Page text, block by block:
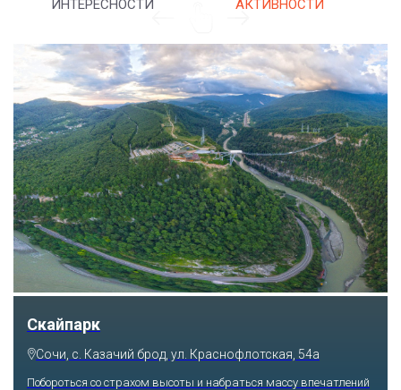
ИНТЕРЕСНОСТИ АКТИВНОСТИ
Парк «Ривьера»
Сочи, ул. Егорова, 1/6, микрорайон Центральный
Куда бы ни упал взгляд человека, он обязательно увидит здесь